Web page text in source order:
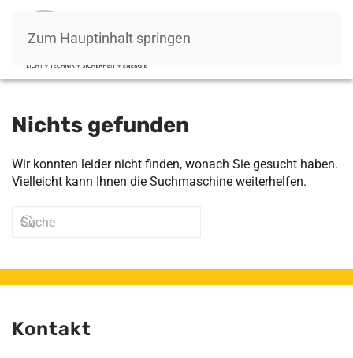
Zum Hauptinhalt springen
Nichts gefunden
Wir konnten leider nicht finden, wonach Sie gesucht haben.
Vielleicht kann Ihnen die Suchmaschine weiterhelfen.
Kontakt